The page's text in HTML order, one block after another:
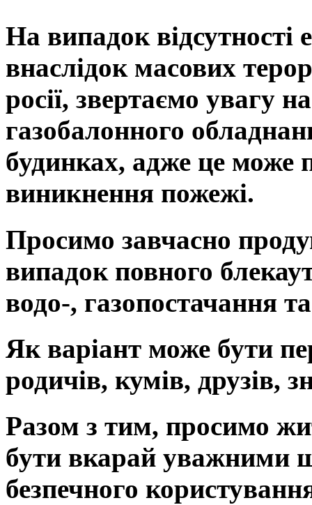
На випадок відсутності
внаслідок масових
росії, звертаємо увагу
газобалонного
будинках, адже це може
виникнення пожежі.
Просимо завчасно
випадок повного
водо-, газопостачання
Як варіант може бути
родичів, кумів, друзів,
Разом з тим, просимо
бути вкарай уважними
безпечного